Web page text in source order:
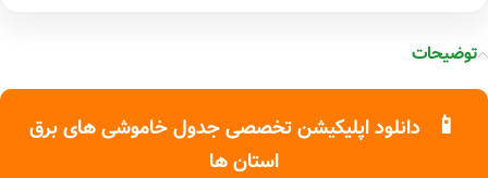
توضیحات
📱
دانلود اپلیکیشن تخصصی جدول خاموشی های برق
استان ها